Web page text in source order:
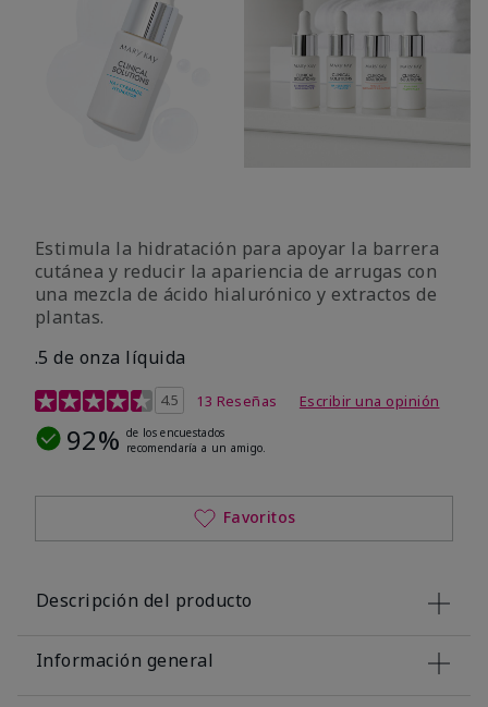
Estimula la hidratación para apoyar la barrera
cutánea y reducir la apariencia de arrugas con
una mezcla de ácido hialurónico y extractos de
plantas.
.5 de onza líquida
Calificación de clientes de 3,2 de 5
4.5 13 Reseñas Escribir una opinión
92% de los encuestados
recomendaría a un amigo.
Favoritos
Descripción del producto
Información general